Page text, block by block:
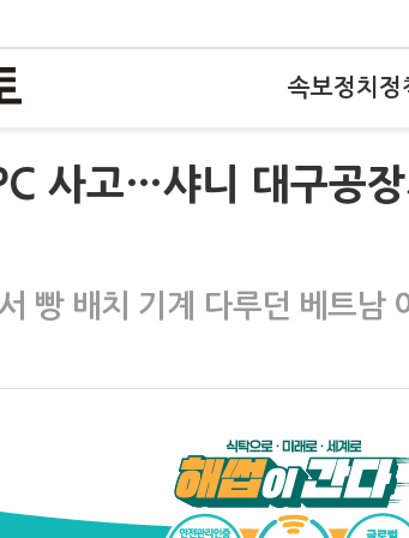
속보정치 정
사고…샤니 대구공
빵 배치 기계 다루던 베트남